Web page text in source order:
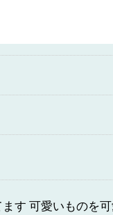
す 可愛いものを